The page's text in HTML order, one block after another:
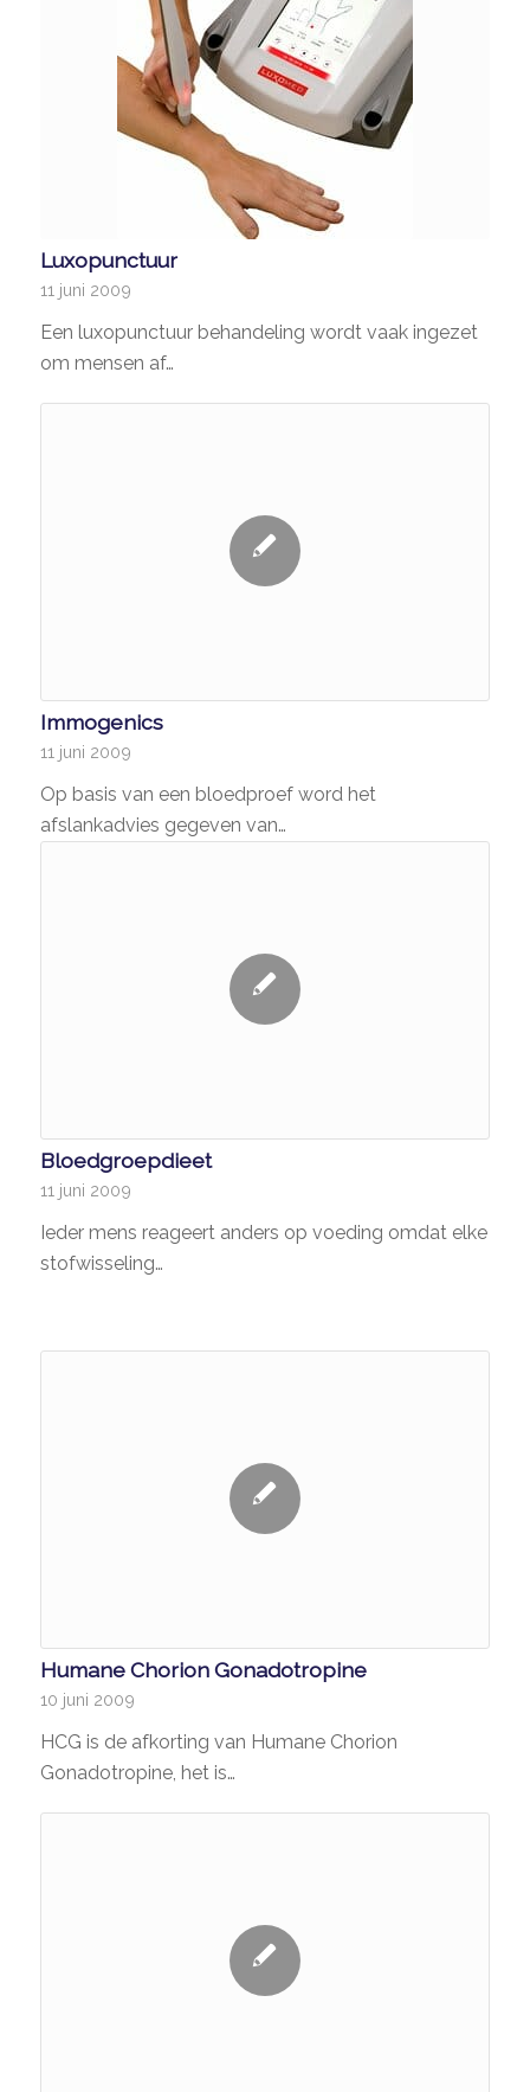
Luxopunctuur
11 juni 2009
Een luxopunctuur behandeling wordt vaak ingezet
om mensen af…
Immogenics
11 juni 2009
Op basis van een bloedproef word het
afslankadvies gegeven van…
Bloedgroepdieet
11 juni 2009
Ieder mens reageert anders op voeding omdat elke
stofwisseling…
Humane Chorion Gonadotropine
10 juni 2009
HCG is de afkorting van Humane Chorion
Gonadotropine, het is…